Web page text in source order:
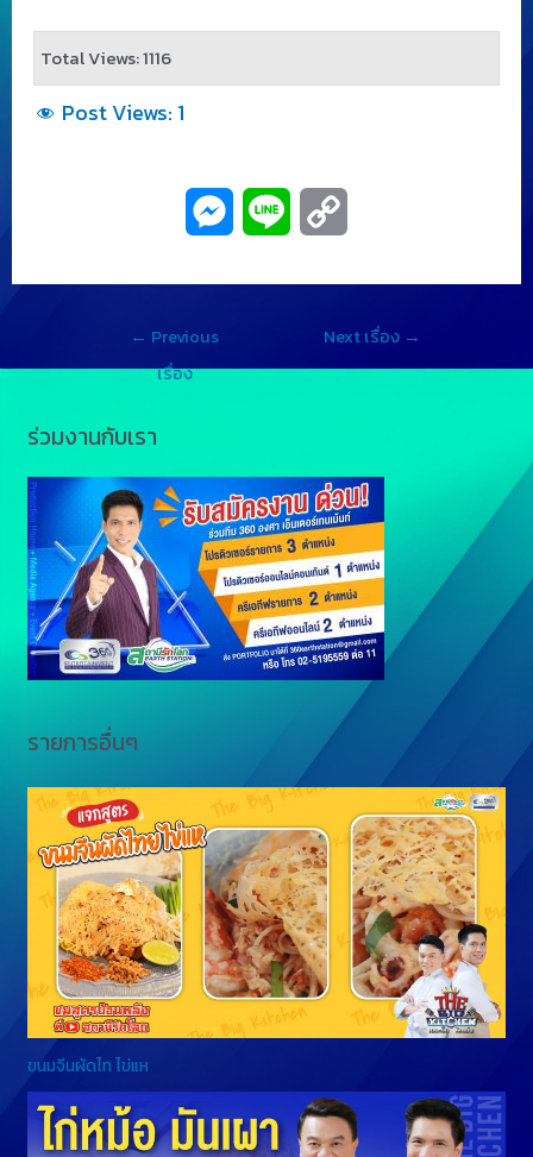
Total Views: 1116
Post Views: 1
g
e
r
n
k
← Previous
เรื่อง
Next เรื่อง →
ร่วมงานกับเรา
รายการอื่นๆ
ขนมจีนผัดไท ไข่แห